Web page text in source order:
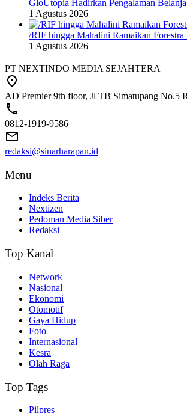
GloUtopia Hadirkan Pengalaman
1 Agustus 2026
/RIF hingga Mahalini Ramaikan
1 Agustus 2026
PT NEXTINDO MEDIA SEJAHTERA
AD Premier 9th floor, Jl TB Simatupang No.5
0812-1919-9586
redaksi@sinarharapan.id
Menu
Indeks Berita
Nextizen
Pedoman Media Siber
Redaksi
Top Kanal
Network
Nasional
Ekonomi
Otomotif
Gaya Hidup
Foto
Internasional
Kesra
Olah Raga
Top Tags
Pilpres